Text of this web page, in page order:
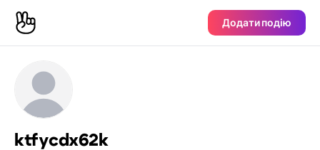
Додати подію
ktfycdx62k